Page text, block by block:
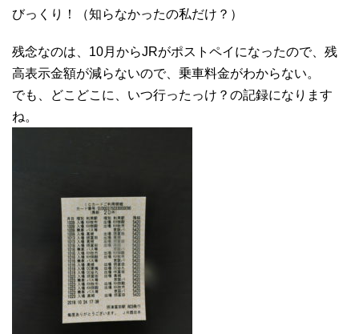
びっくり！（知らなかったの私だけ？）
残念なのは、10月からJRがポストペイになったので、残
高表示金額が減らないので、乗車料金がわからない。
でも、どこどこに、いつ行ったっけ？の記録になります
ね。